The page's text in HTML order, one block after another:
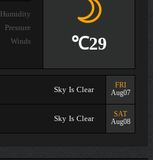
Humidity
Pressure
Winds
29℃
FRI
Aug07
Sky Is Clear
SAT
Aug08
Sky Is Clear